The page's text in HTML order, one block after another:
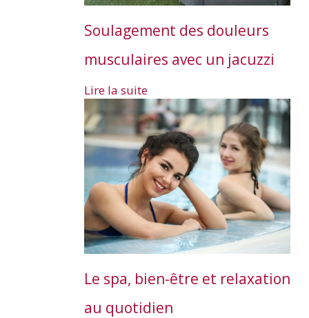
Soulagement des douleurs
musculaires avec un jacuzzi
Lire la suite
Le spa, bien-être et relaxation
au quotidien